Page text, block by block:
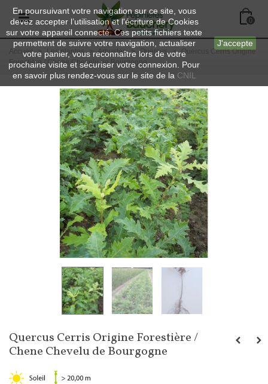
En poursuivant votre navigation sur ce site, vous
devez accepter l’utilisation et l'écriture de Cookies
sur votre appareil connecté. Ces petits fichiers texte
permettent de suivre votre navigation, actualiser
votre panier, vous reconnaître lors de votre
prochaine visite et sécuriser votre connexion. Pour
en savoir plus rendez-vous sur le site de la CNIL
J'accepte
0
Accueil > Les plantes > Arbustes > Quercus >
Quercus Cerris Origine
Forestière / Chene Chevelu de Bourgogne
Quercus Cerris Origine Forestière /
Chene Chevelu de Bourgogne